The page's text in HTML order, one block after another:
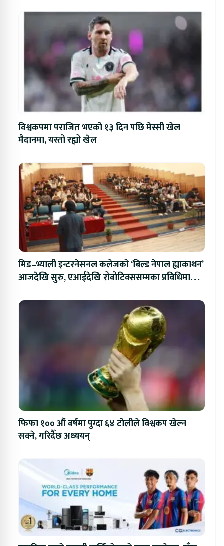
विश्वकपमा पराजित भएको १३ दिन पछि मेस्सी खेल
मैदानमा, यस्तो रह्यो खेल
मिड–भ्याली इन्टरनेसनल कलेजको ‘बिल्ड नेपाल ह्याकाथन’
आजदेखि सुरु, एआईदेखि रोबोटिक्ससम्मका प्रविधिमा
फिफा १०० औं बर्षमा पुग्दा ६४ टोलीले विश्वकप खेल्न
सक्ने, गरिदैँछ अध्ययन्